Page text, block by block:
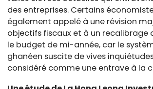
des entreprises. Certains
également appelé à une révision
objectifs fiscaux et à un recalibrage
le budget de mi-année, car le
ghanéen suscite de vives
considéré comme une entrave à la